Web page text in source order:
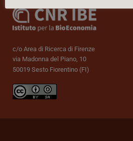
c/o Area di Ricerca di Firenze
via Madonna del Piano, 10
50019 Sesto Fiorentino (FI)